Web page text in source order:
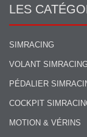
LES
SIMRACING
VOLANT SIMRACING
PÉDALIER
COCKPIT
MOTION & VÉRINS